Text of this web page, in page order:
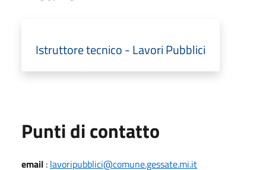
Istruttore tecnico - Lavori Pubblici
Punti di contatto
email : lavoripubblici@comune.gessate.mi.it